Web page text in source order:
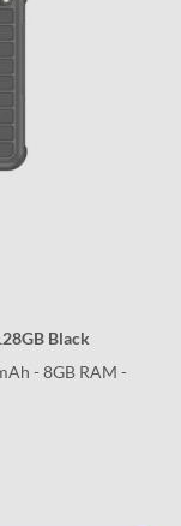
Black
- 8GB RAM -